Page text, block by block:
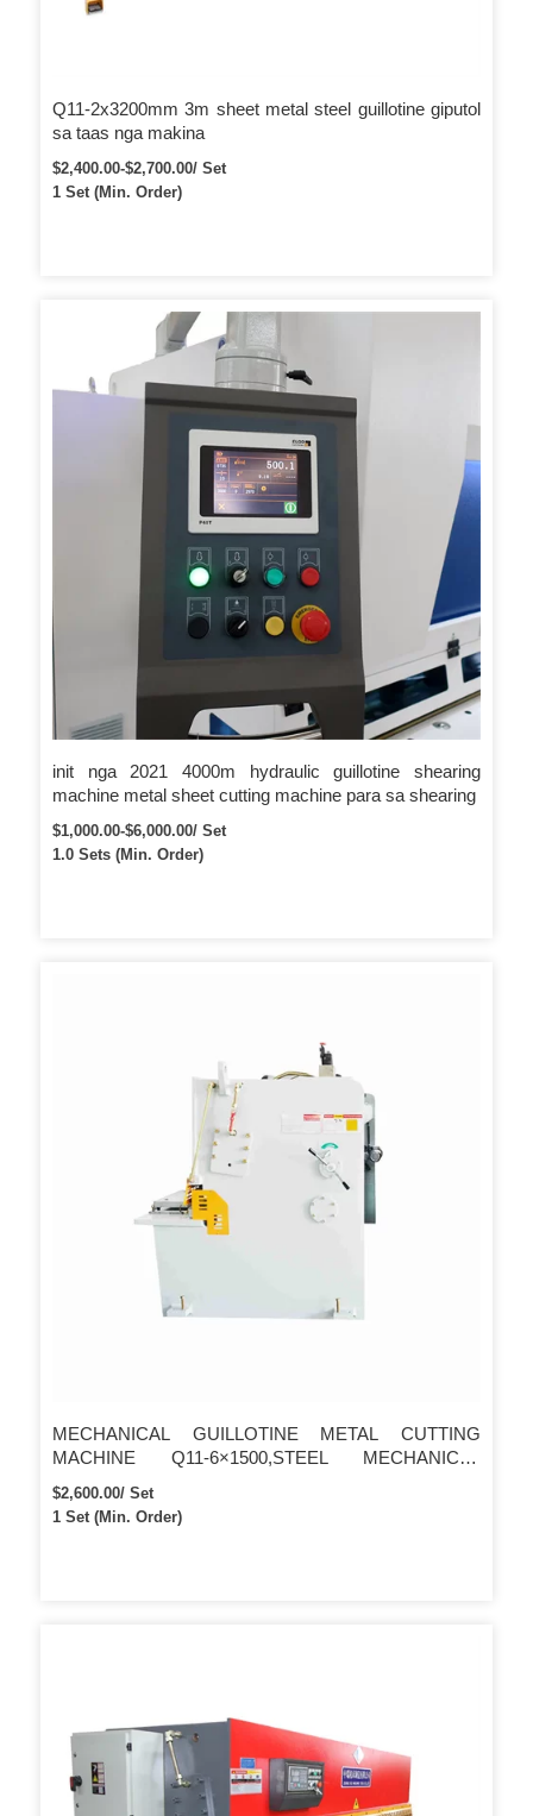
Q11-2x3200mm 3m sheet metal steel guillotine giputol
sa taas nga makina
$2,400.00-$2,700.00/ Set
1 Set (Min. Order)
init nga 2021 4000m hydraulic guillotine shearing
machine metal sheet cutting machine para sa shearing
$1,000.00-$6,000.00/ Set
1.0 Sets (Min. Order)
MECHANICAL GUILLOTINE METAL CUTTING
MACHINE Q11-6×1500,STEEL MECHANICAL
SHEARING MACHINE INSTOCK
$2,600.00/ Set
1 Set (Min. Order)